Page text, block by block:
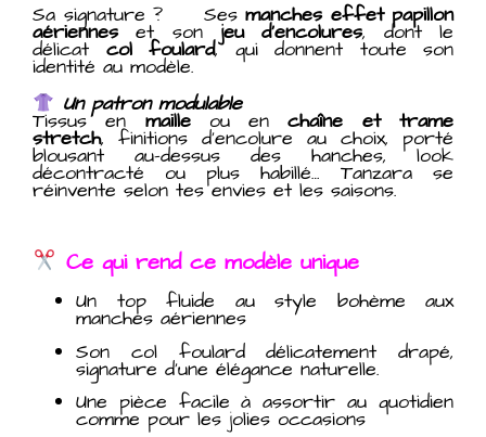
Sa signature ? Ses manches effet papillon
aériennes et son jeu d’encolures, dont le
délicat col foulard, qui donnent toute son
identité au modèle.
Un patron modulable
Tissus en mailleou enchaîne et trame
stretch, finitions d’encolure au choix, porté
blousant au-dessus des hanches, look
décontracté ou plus habillé… Tanzara se
réinvente selon tes envies et les saisons.
Ce qui rend ce modèle unique
Un top fluide au style bohème aux
manches aériennes
Son col foulard délicatement drapé,
signature d’une élégance naturelle.
Une pièce facile à assortir au quotidien
comme pour les jolies occasions